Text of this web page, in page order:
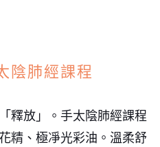
陰肺經課程
釋放」。手太陰肺經課程
精、極凈光彩油。溫柔舒